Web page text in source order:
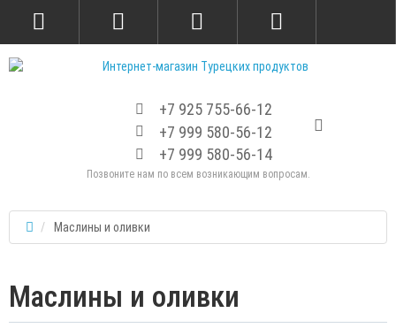
+7 925 755-66-12
+7 999 580-56-12
+7 999 580-56-14
Позвоните нам по всем возникающим вопросам.
Маслины и оливки
Маслины и оливки